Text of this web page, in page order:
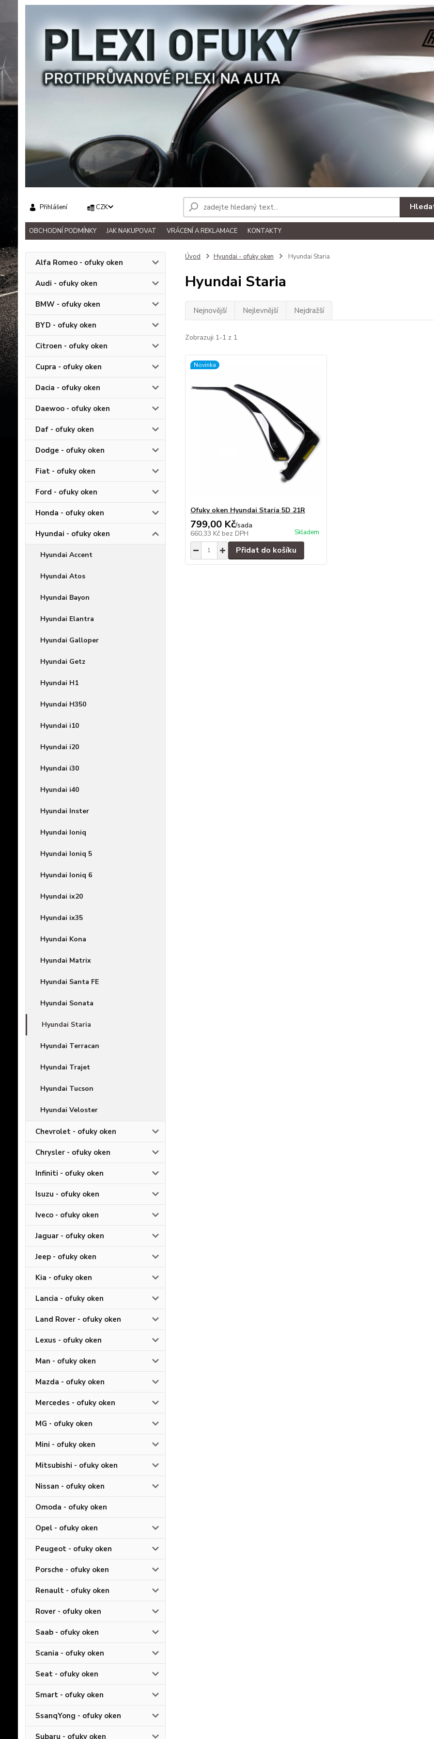
OBCHODNÍ PODMÍNKY JAK NAKUPOVAT VRÁCENÍ A REKLAMACE KONTAKTY
CZK
Přihlášení
Alfa Romeo - ofuky oken
Audi - ofuky oken
BMW - ofuky oken
BYD - ofuky oken
Citroen - ofuky oken
Cupra - ofuky oken
Dacia - ofuky oken
Daewoo - ofuky oken
Daf - ofuky oken
Dodge - ofuky oken
Fiat - ofuky oken
Ford - ofuky oken
Honda - ofuky oken
Hyundai - ofuky oken
Hyundai Accent
Hyundai Atos
Hyundai Bayon
Hyundai Elantra
Hyundai Galloper
Hyundai Getz
Hyundai H1
Hyundai H350
Hyundai i10
Hyundai i20
Hyundai i30
Hyundai i40
Hyundai Inster
Hyundai Ioniq
Hyundai Ioniq 5
Hyundai Ioniq 6
Hyundai ix20
Hyundai ix35
Hyundai Kona
Hyundai Matrix
Hyundai Santa FE
Hyundai Sonata
Hyundai Staria
Hyundai Terracan
Hyundai Trajet
Hyundai Tucson
Hyundai Veloster
Chevrolet - ofuky oken
Chrysler - ofuky oken
Infiniti - ofuky oken
Isuzu - ofuky oken
Iveco - ofuky oken
Jaguar - ofuky oken
Jeep - ofuky oken
Kia - ofuky oken
Lancia - ofuky oken
Land Rover - ofuky oken
Lexus - ofuky oken
Man - ofuky oken
Mazda - ofuky oken
Mercedes - ofuky oken
MG - ofuky oken
Mini - ofuky oken
Mitsubishi - ofuky oken
Nissan - ofuky oken
Omoda - ofuky oken
Opel - ofuky oken
Peugeot - ofuky oken
Porsche - ofuky oken
Renault - ofuky oken
Rover - ofuky oken
Saab - ofuky oken
Scania - ofuky oken
Seat - ofuky oken
Smart - ofuky oken
SsanqYong - ofuky oken
Subaru - ofuky oken
Úvod Hyundai - ofuky oken Hyundai Staria
Hyundai Staria
Nejnovější Nejlevnější Nejdražší
Zobrazuji 1-1 z 1
Novinka
Ofuky oken Hyundai Staria 5D 21R
799,00 Kč/sada
660,33 Kč bez DPH Skladem
Přidat do košíku